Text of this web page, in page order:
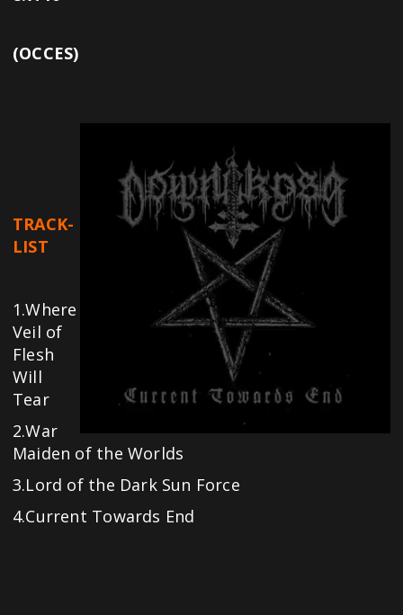
(OCCES)
TRACK-
LIST
1.Where
Veil of
Flesh
Will
Tear
2.War
Maiden of the Worlds
3.Lord of the Dark Sun Force
4.Current Towards End